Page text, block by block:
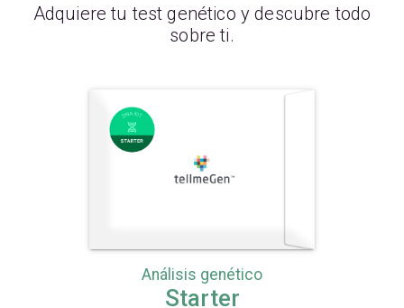
Adquiere tu test genético y descubre todo
sobre ti.
Análisis genético
Starter